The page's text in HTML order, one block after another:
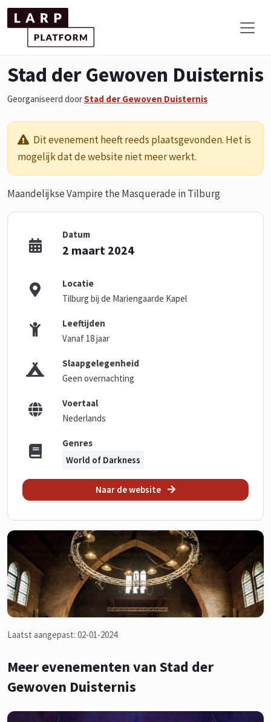
Stad der Gewoven Duisternis
Georganiseerd doorStad der Gewoven Duisternis
Dit evenement heeft reeds plaatsgevonden. Het is
mogelijk dat de website niet meer werkt.
Maandelijkse Vampire the Masquerade in Tilburg
Datum
2 maart 2024
Locatie
Tilburg bij de Mariengaarde Kapel
Leeftijden
Vanaf 18 jaar
Slaapgelegenheid
Geen overnachting
Voertaal
Nederlands
Genres
World of Darkness
Naar de website
Laatst aangepast: 02-01-2024
Meer evenementen van Stad der
Gewoven Duisternis